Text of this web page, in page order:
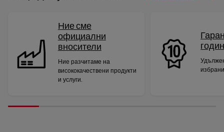
Ние сме
официални
вносители
Ние разчитаме на
висококачествени продукти
и услуги.